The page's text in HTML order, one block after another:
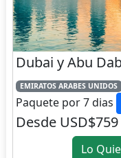
Dubai y Abu
EMIRATOS ARABES UNIDOS
Paquete por 7 dias
Desde USD$759
Lo